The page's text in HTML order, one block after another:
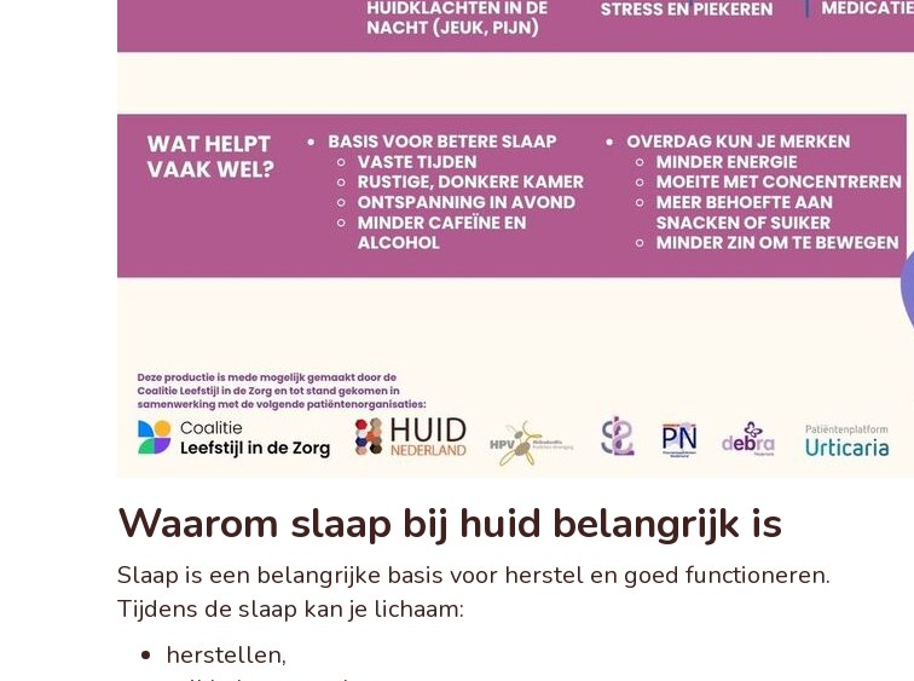
Waarom slaap bij huid belangrijk is
Slaap is een belangrijke basis voor herstel en goed functioneren.
Tijdens de slaap kan je lichaam:
herstellen,